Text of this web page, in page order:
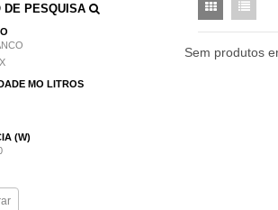
DE PESQUISA
MO LITROS
(W)
Sem produtos